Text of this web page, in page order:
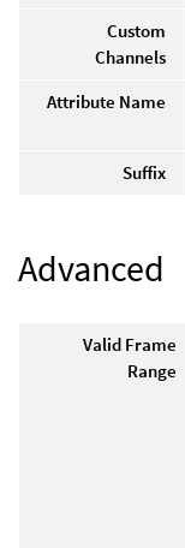
Custom
Channels
Attribute Name
Suffix
Advanced
Valid Frame
Range